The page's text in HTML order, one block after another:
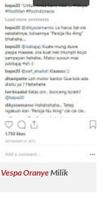
Vespa OranyeMilik